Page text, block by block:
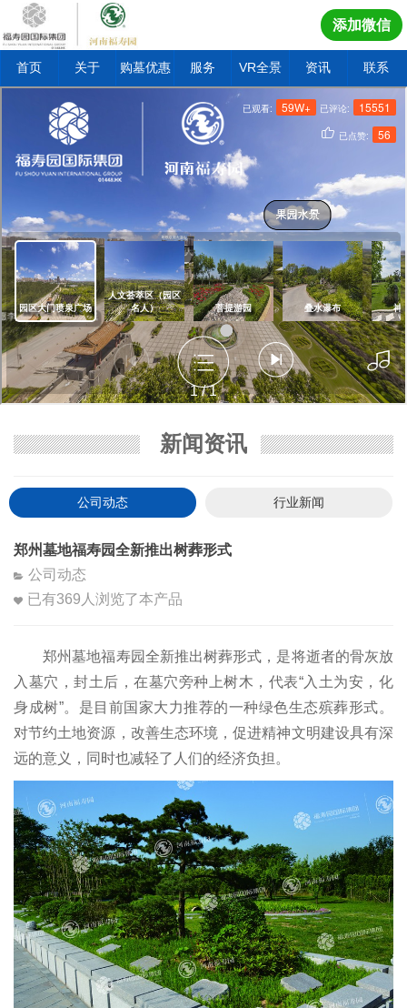
添加微信
首页 关于 购墓优惠 服务 VR全景 资讯 联系
1/1
新闻资讯
公司动态 行业新闻
郑州墓地福寿园全新推出树葬形式
公司动态
已有369 人浏览了本产品
郑州墓地福寿园全新推出树葬形式，是将逝者的骨灰放
入墓穴，封土后，在墓穴旁种上树木，代表“入土为安，化
身成树”。是目前国家大力推荐的一种绿色生态殡葬形式。
对节约土地资源，改善生态环境，促进精神文明建设具有深
远的意义，同时也减轻了人们的经济负担。